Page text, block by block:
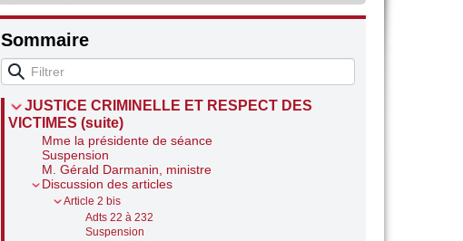
Sommaire
JUSTICE CRIMINELLE ET RESPECT DES
VICTIMES (suite)
Mme la présidente de séance
Suspension
M. Gérald Darmanin, ministre
Discussion des articles
Article 2 bis
Adts 22 à 232
Suspension